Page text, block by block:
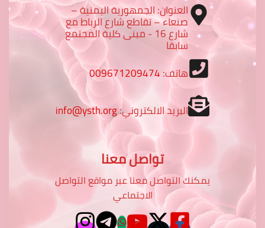
العنوان: الجمهورية اليمنية –
صنعاء – تقاطع شارع الرباط مع
شارع 16 - مبنى كلية المجتمع
سابقا
هاتف:009671209474
البريد الالكتروني:info@ysth.org
تواصل معنا
يمكنك التواصل معنا عبر مواقع التواصل
الاجتماعي